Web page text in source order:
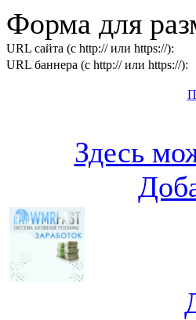
Форма для
URL сайта (с http:// или https://):
URL баннера (с http:// или https://):
Здесь